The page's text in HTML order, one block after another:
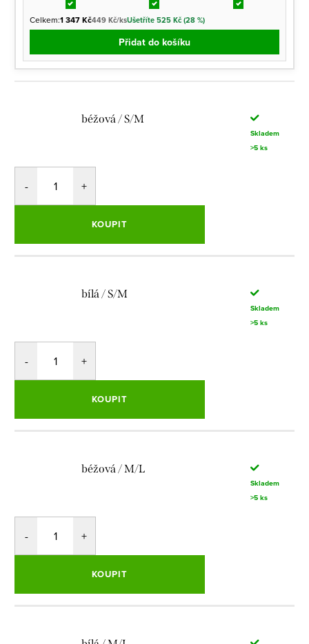
Celkem:1 347 Kč449 Kč/ksUšetříte 525 Kč (28 %)
Přidat do košíku
béžová / S/M
Skladem
>5 ks
KOUPIT
bílá / S/M
Skladem
>5 ks
KOUPIT
béžová / M/L
Skladem
>5 ks
KOUPIT